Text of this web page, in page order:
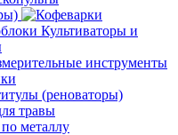
Культиваторы и
инструменты
(реноваторы)
травы
металлу